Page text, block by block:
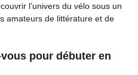
l’univers du vélo sous un
amateurs de littérature et de
pour débuter en